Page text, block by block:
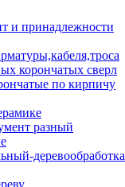
и принадлежности
корончатых сверл
по кирпичу
разный
деревообработка